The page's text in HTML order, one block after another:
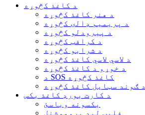
د کاغذ کڅوړه
د هنر کاغذ کڅوړه
د پریمیم ډالۍ کڅوړه
د پیرودلو کڅوړه
د کرافټ کڅوړه
د شرابو کڅوړه
د لاسي لاسي کاغذ کڅوړه
د خوړو د کاغذ کڅوړه
د SOS کاغذ کڅوړه
د ګوند سټایل کاغذ کڅوړه
د کارت بورډ کاغذ بکس
بکسونه وباسئ
فلیپ لیډ پروموشنل